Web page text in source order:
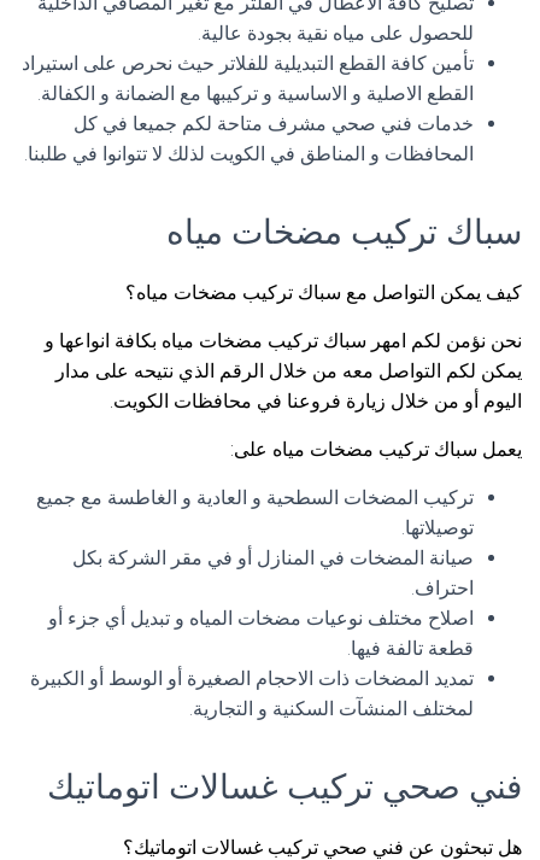
للحصول على مياه نقية بجودة عالية.
تأمين كافة القطع التبديلية للفلاتر حيث نحرص على استيراد
القطع الاصلية و الاساسية و تركيبها مع الضمانة و الكفالة.
خدمات فني صحي مشرف متاحة لكم جميعا في كل
المحافظات و المناطق في الكويت لذلك لا تتوانوا في طلبنا.
سباك تركيب مضخات مياه
كيف يمكن التواصل مع سباك تركيب مضخات مياه؟
نحن نؤمن لكم امهر سباك تركيب مضخات مياه بكافة انواعها و
يمكن لكم التواصل معه من خلال الرقم الذي نتيحه على مدار
اليوم أو من خلال زيارة فروعنا في محافظات الكويت.
يعمل سباك تركيب مضخات مياه على:
تركيب المضخات السطحية و العادية و الغاطسة مع جميع
توصيلاتها.
صيانة المضخات في المنازل أو في مقر الشركة بكل
احتراف.
اصلاح مختلف نوعيات مضخات المياه و تبديل أي جزء أو
قطعة تالفة فيها.
تمديد المضخات ذات الاحجام الصغيرة أو الوسط أو الكبيرة
لمختلف المنشآت السكنية و التجارية.
فني صحي تركيب غسالات اتوماتيك
هل تبحثون عن فني صحي تركيب غسالات اتوماتيك؟